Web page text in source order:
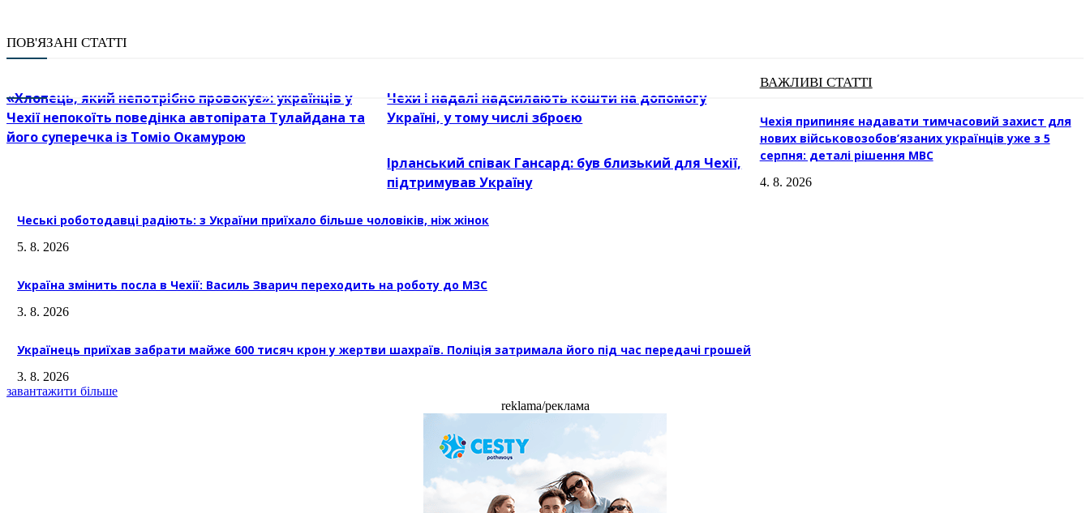
ПОВ'ЯЗАНІ СТАТТІ
«Хлопець, який непотрібно провокує»: українців у
Чехії непокоїть поведінка автопірата Тулайдана та
його суперечка із Томіо Окамурою
Чехи і надалі надсилають кошти на допомогу
Україні, у тому числі зброєю
Ірланський співак Гансард: був близький для Чехії,
підтримував Україну
ВАЖЛИВІ СТАТТІ
Чехія припиняє надавати тимчасовий захист для
нових військовозобов’язаних українців уже з 5
серпня: деталі рішення МВС
4. 8. 2026
Чеські роботодавці радіють: з України приїхало більше чоловіків, ніж жінок
5. 8. 2026
Україна змінить посла в Чехії: Василь Зварич переходить на роботу до МЗС
3. 8. 2026
Українець приїхав забрати майже 600 тисяч крон у жертви шахраїв. Поліція затримала його під час передачі грошей
3. 8. 2026
завантажити більше
reklama/реклама